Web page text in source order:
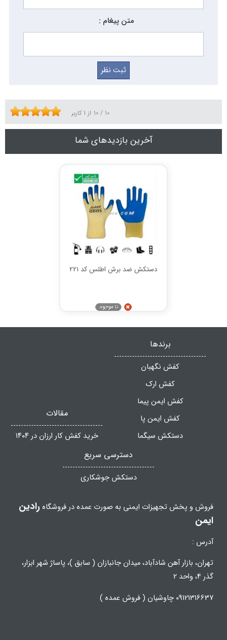
متن پیغام :
10 / 10 از 1 کاربر
آخرین بازدیدهای شما
دستکش ضد برش اطلس کد 221
برندها
کفش نگهبان
کفش ارک
کفش ایمن پیما
کفش ایمن پا
دستکش سیگما
مقالات
خرید کفش کار ارزان در ۱۴۰۴
دسترسی سریع
دستکش جوشکاری
فروش و پخش تجهیزات ایمنی به صورت عمده در فروشگاهرادین
ایمن
آدرس :
تهران، بازار آهن شادآباد، میدان جانبازان ( سابق )، پاساژ شهر ابزار،
گذر 4، واحد 2
09121316637 چاوشیان ( فروش عمده )